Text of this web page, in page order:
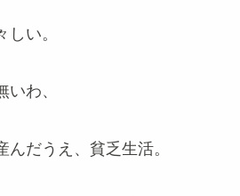
しい。
いわ、
んだうえ、貧乏生活。